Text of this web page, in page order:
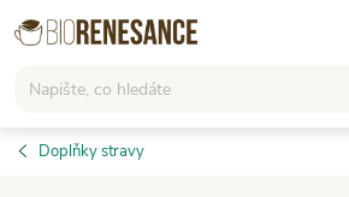
Přejít
na
Doplňky stravy